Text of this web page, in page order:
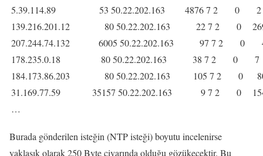
5.39.114.89 53 50.22.202.163 4876 7 2
139.216.201.12 80 50.22.202.163 22 7 2 0
207.244.74.132 6005 50.22.202.163 97 7 2
178.235.0.18 80 50.22.202.163 38 7 2
184.173.86.203 80 50.22.202.163 105 7 2
31.169.77.59 35157 50.22.202.163 9 7 2 0
…
Burada gönderilen isteğin (NTP isteği) boyutu incelenirse
yaklaşık olarak 250 Byte civarında olduğu gözükecektir. Bu